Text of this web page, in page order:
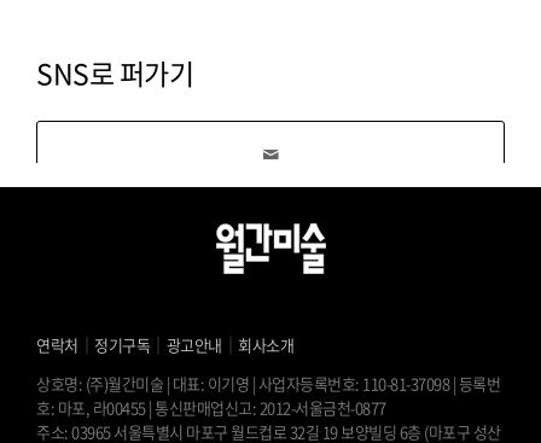
SNS로 퍼가기
연락처 ｜ 정기구독 ｜ 광고안내 ｜ 회사소개
상호명: (주)월간미술 | 대표: 이기영 | 사업자등록번호: 110-81-37098 | 등록번
호: 마포, 라00455 | 통신판매업신고: 2012-서울금천-0877
주소: 03965 서울특별시 마포구 월드컵로 32길 19 보양빌딩 6층 (마포구 성산